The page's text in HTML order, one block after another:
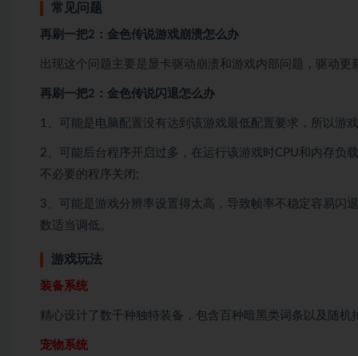
常见问题
再刷一把2：金色传说游戏崩溃怎么办
出现这个问题主要是显卡驱动崩溃和游戏内部问题，驱动更
再刷一把2：金色传说闪退怎么办
1、可能是电脑配置没有达到该游戏最低配置要求，所以游
2、可能后台程序开启过多，在运行该游戏时CPU和内存负
不必要的程序关闭;
3、可能是游戏分辨率设置得太高，导致帧率不稳定容易闪
数适当调低。
游戏玩法
装备系统
精心设计了数千种独特装备，包含百种暗黑类词条以及随机
宠物系统